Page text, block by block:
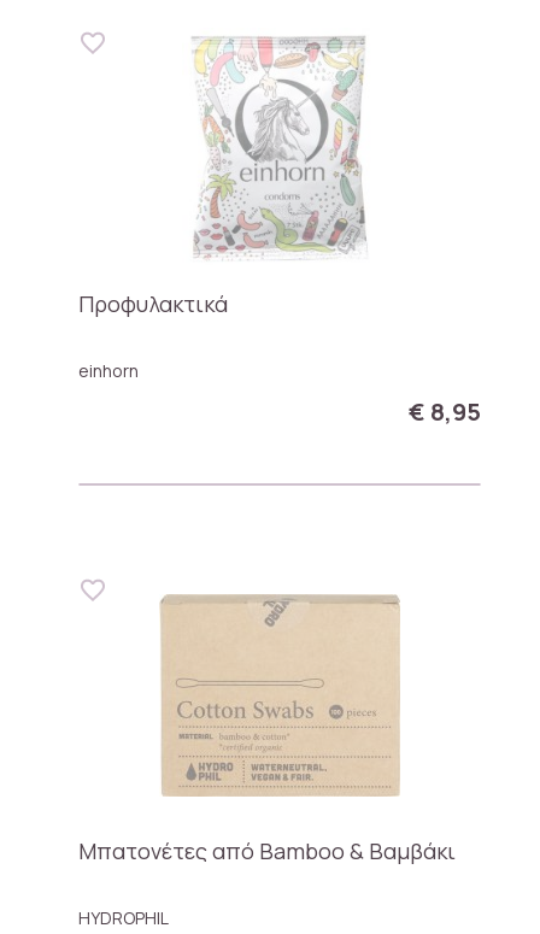
Προφυλακτικά
einhorn
€ 8,95
Μπατονέτες από Bamboo & Βαμβάκι
HYDROPHIL